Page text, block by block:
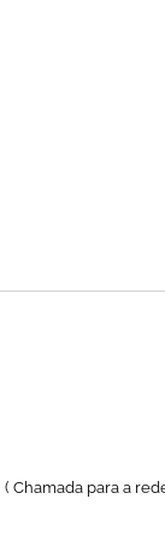
( Chamada para a